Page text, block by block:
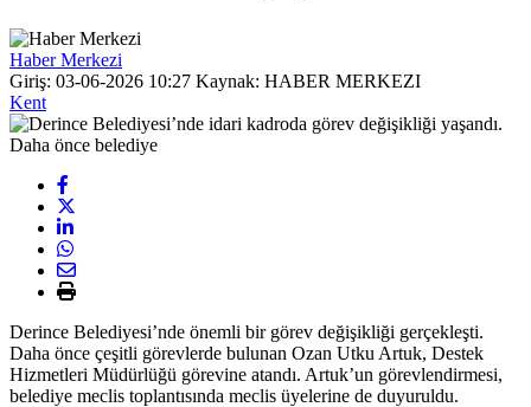
Haber Merkezi
Giriş: 03-06-2026 10:27 Kaynak: HABER MERKEZI
Kent
Derince Belediyesi’nde önemli bir görev değişikliği gerçekleşti.
Daha önce çeşitli görevlerde bulunan Ozan Utku Artuk, Destek
Hizmetleri Müdürlüğü görevine atandı. Artuk’un görevlendirmesi,
belediye meclis toplantısında meclis üyelerine de duyuruldu.